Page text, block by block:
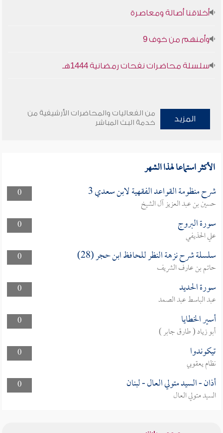
أخلاقنا أصالة ومعاصرة
وأمنهم من خوف 9
سلسلة محاضرات نفحات رمضانية 1444هـ
المزيد
من الفعاليات والمحاضرات الأرشيفية من
خدمة البث المباشر
الأكثر استماعا لهذا الشهر
0 شرح منظومة القواعد الفقهية لابن سعدي 3
حسين بن عبد العزيز آل الشيخ
0
سورة البروج
علي الحذيفي
0
سلسلة شرح نزهة النظر للحافظ ابن حجر (28)
حاتم بن عارف الشريف
0
سورة الحديد
عبد الباسط عبد الصمد
0
أسير الخطايا
أبو زياد ( طارق جابر )
0
تيكوندوا
نظام يعقوبي
0
أذان - السيد متولي العال - لبنان
السيد متولي العال